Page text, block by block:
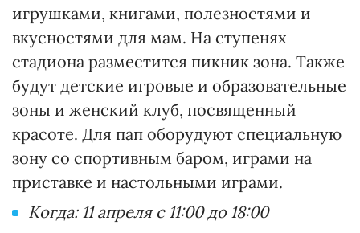
игрушками, книгами, полезностями и
вкусностями для мам. На ступенях
стадиона разместится пикник зона. Также
будут детские игровые и образовательные
зоны и женский клуб, посвященный
красоте. Для пап оборудуют специальную
зону со спортивным баром, играми на
приставке и настольными играми.
Когда: 11 апреля с 11:00 до 18:00